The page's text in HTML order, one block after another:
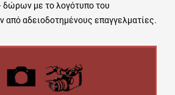
δώρων με το λογότυπο του
από αδειοδοτημένους επαγγελματίες.